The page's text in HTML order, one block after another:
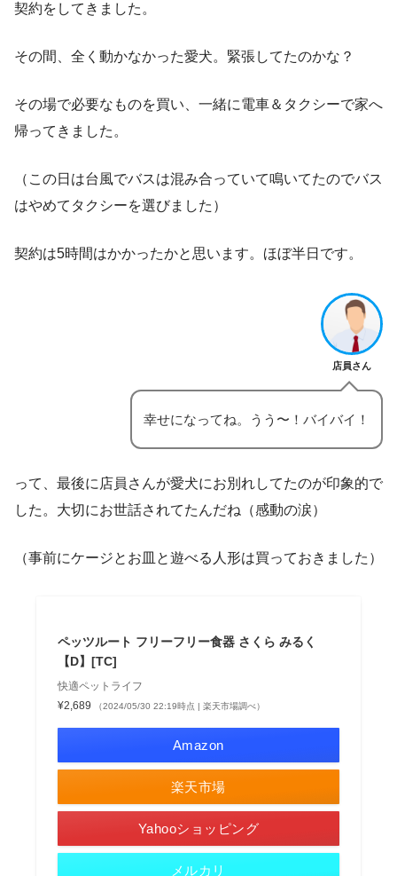
契約をしてきました。
その間、全く動かなかった愛犬。緊張してたのかな？
その場で必要なものを買い、一緒に電車＆タクシーで家へ
帰ってきました。
（この日は台風でバスは混み合っていて鳴いてたのでバス
はやめてタクシーを選びました）
契約は5時間はかかったかと思います。ほぼ半日です。
店員さん
幸せになってね。うう〜！バイバイ！
って、最後に店員さんが愛犬にお別れしてたのが印象的で
した。大切にお世話されてたんだね（感動の涙）
（事前にケージとお皿と遊べる人形は買っておきました）
ペッツルート フリーフリー食器 さくら みるく
【D】[TC]
快適ペットライフ
¥2,689
（2024/05/30 22:19時点 | 楽天市場調べ）
Amazon
楽天市場
Yahooショッピング
メルカリ